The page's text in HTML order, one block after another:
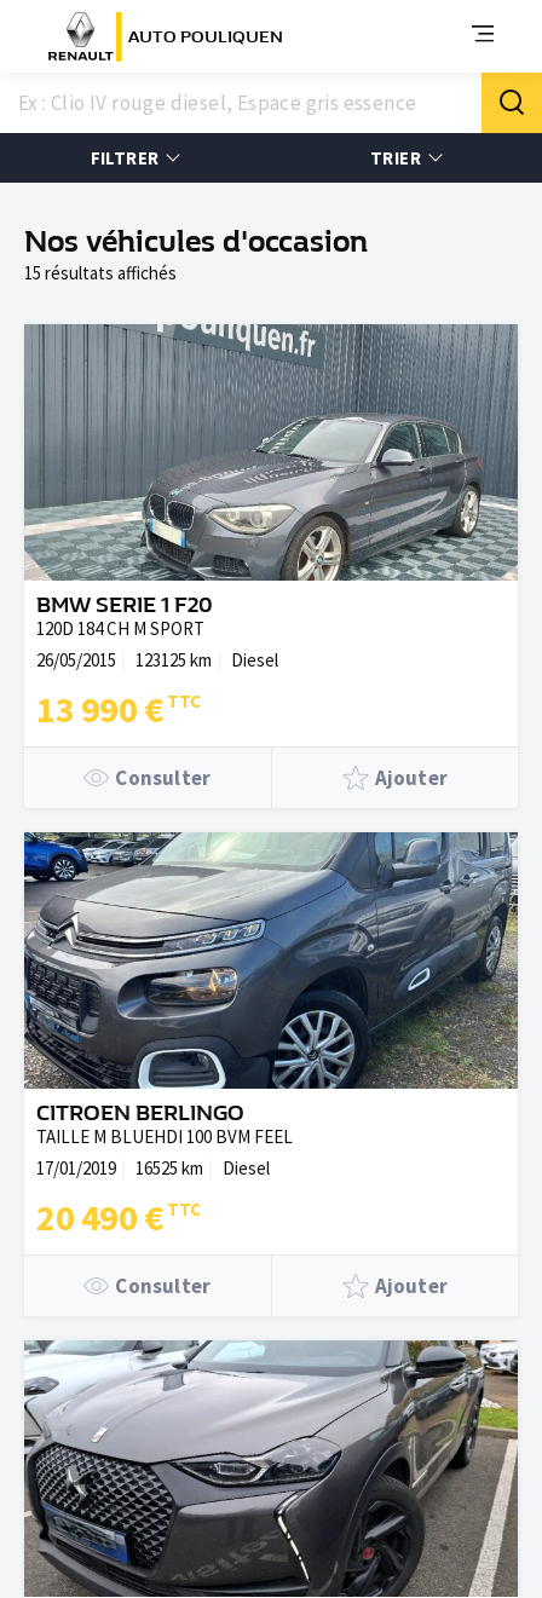
AUTO POULIQUEN
FILTRER TRIER
Nos véhicules d'occasion
15 résultats affichés
BMW SERIE 1 F20
120D 184 CH M SPORT
26/05/2015
123125 km Diesel
13 990 €
Consulter Ajouter
CITROEN BERLINGO
TAILLE M BLUEHDI 100 BVM FEEL
17/01/2019
16525 km Diesel
20 490 €
Consulter Ajouter